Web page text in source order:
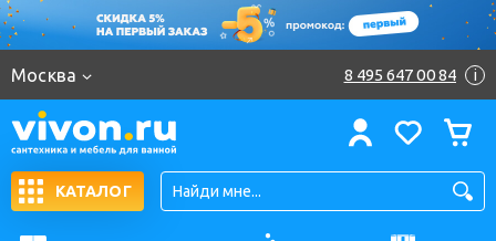
Москва 8 495 647 00 84 i
КАТАЛОГ